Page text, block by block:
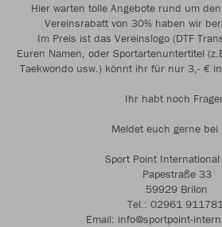
Hier warten tolle Angebote rund um
Vereinsrabatt von 30% haben wir
Im Preis ist das Vereinslogo (DTF
Euren Namen, oder Sportartenuntertitel
Taekwondo usw.) könnt ihr für nur 3,- €
Ihr habt noch
Meldet euch gerne bei
Sport Point International
Papestraße 33
59929 Brilon
Tel.: 02961
Email: info@sportpoint-